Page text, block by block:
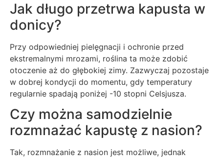
Jak długo przetrwa kapusta w
donicy?
Przy odpowiedniej pielęgnacji i ochronie przed
ekstremalnymi mrozami, roślina ta może zdobić
otoczenie aż do głębokiej zimy. Zazwyczaj pozostaje
w dobrej kondycji do momentu, gdy temperatury
regularnie spadają poniżej -10 stopni Celsjusza.
Czy można samodzielnie
rozmnażać kapustę z nasion?
Tak, rozmnażanie z nasion jest możliwe, jednak